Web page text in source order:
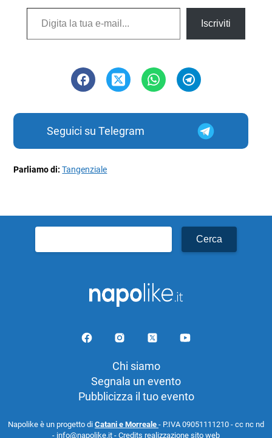
Digita la tua e-mail...
Iscriviti
Seguici su Telegram
Parliamo di:Tangenziale
per:
Chi siamo
Segnala un evento
Pubblicizza il tuo evento
Napolike è un progetto di Catani e Morreale - P.IVA 09051111210 - cc nc nd
- info@napolike.it - Credits realizzazione sito web